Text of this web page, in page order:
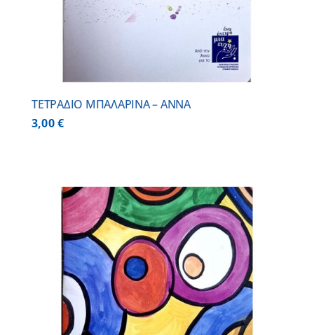
ΤΕΤΡΑΔΙΟ ΜΠΑΛΑΡΙΝΑ – ΑΝΝΑ
3,00€